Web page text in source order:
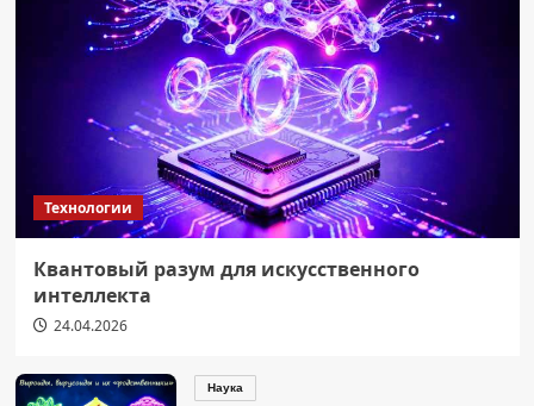
Технологии
Квантовый разум для искусственного
интеллекта
24.04.2026
Наука